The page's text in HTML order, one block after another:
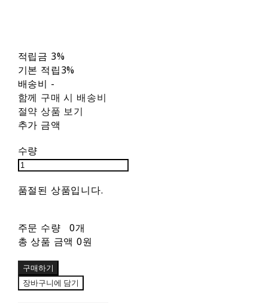
적립금 3%
기본 적립3%
배송비 -
함께 구매 시 배송비
절약 상품 보기
추가 금액
수량
품절된 상품입니다.
주문 수량
0개
총 상품 금액 0원
구매하기
장바구니에 담기